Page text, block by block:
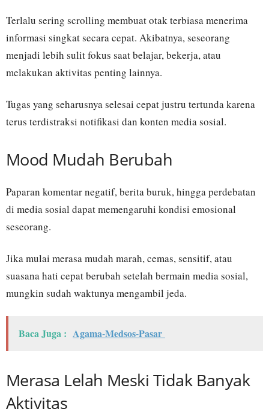
Terlalu sering scrolling membuat otak terbiasa menerima
informasi singkat secara cepat. Akibatnya, seseorang
menjadi lebih sulit fokus saat belajar, bekerja, atau
melakukan aktivitas penting lainnya.
Tugas yang seharusnya selesai cepat justru tertunda karena
terus terdistraksi notifikasi dan konten media sosial.
Mood Mudah Berubah
Paparan komentar negatif, berita buruk, hingga perdebatan
di media sosial dapat memengaruhi kondisi emosional
seseorang.
Jika mulai merasa mudah marah, cemas, sensitif, atau
suasana hati cepat berubah setelah bermain media sosial,
mungkin sudah waktunya mengambil jeda.
Baca Juga : Agama-Medsos-Pasar
Merasa Lelah Meski Tidak Banyak
Aktivitas